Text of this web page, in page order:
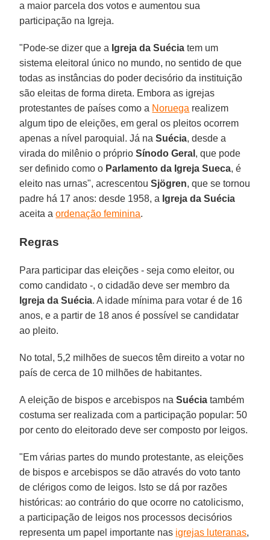
a maior parcela dos votos e aumentou sua
participação na Igreja.
"Pode-se dizer que a Igreja da Suécia tem um
sistema eleitoral único no mundo, no sentido de que
todas as instâncias do poder decisório da instituição
são eleitas de forma direta. Embora as igrejas
protestantes de países como a Noruega realizem
algum tipo de eleições, em geral os pleitos ocorrem
apenas a nível paroquial. Já naSuécia, desde a
virada do milênio o próprioSínodo Geral , que pode
ser definido como o Parlamento da Igreja Sueca, é
eleito nas urnas", acrescentouSjögren, que se tornou
padre há 17 anos: desde 1958, a Igreja da Suécia
aceita aordenação feminina.
Regras
Para participar das eleições - seja como eleitor, ou
como candidato -, o cidadão deve ser membro da
Igreja da Suécia. A idade mínima para votar é de 16
anos, e a partir de 18 anos é possível se candidatar
ao pleito.
No total, 5,2 milhões de suecos têm direito a votar no
país de cerca de 10 milhões de habitantes.
A eleição de bispos e arcebispos naSuécia também
costuma ser realizada com a participação popular: 50
por cento do eleitorado deve ser composto por leigos.
"Em várias partes do mundo protestante, as eleições
de bispos e arcebispos se dão através do voto tanto
de clérigos como de leigos. Isto se dá por razões
históricas: ao contrário do que ocorre no catolicismo,
a participação de leigos nos processos decisórios
representa um papel importante nas igrejas luteranas,